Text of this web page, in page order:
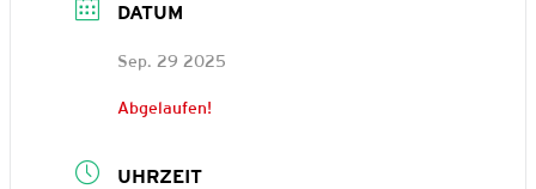
DATUM
Sep. 29 2025
Abgelaufen!
UHRZEIT